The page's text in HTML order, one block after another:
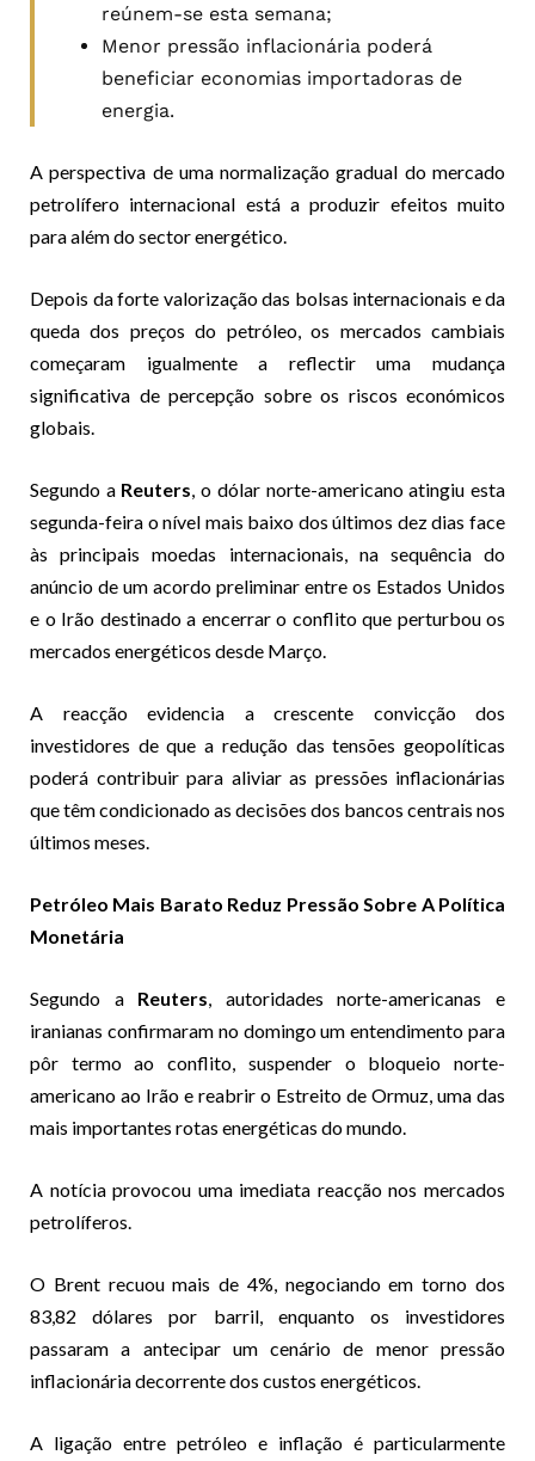
reúnem-se esta semana;
Menor pressão inflacionária poderá
beneficiar economias importadoras de
energia.
A perspectiva de uma normalização gradual do mercado
petrolífero internacional está a produzir efeitos muito
para além do sector energético.
Depois da forte valorização das bolsas internacionais e da
queda dos preços do petróleo, os mercados cambiais
começaram igualmente a reflectir uma mudança
significativa de percepção sobre os riscos económicos
globais.
Segundo a Reuters, o dólar norte-americano atingiu esta
segunda-feira o nível mais baixo dos últimos dez dias face
às principais moedas internacionais, na sequência do
anúncio de um acordo preliminar entre os Estados Unidos
e o Irão destinado a encerrar o conflito que perturbou os
mercados energéticos desde Março.
A reacção evidencia a crescente convicção dos
investidores de que a redução das tensões geopolíticas
poderá contribuir para aliviar as pressões inflacionárias
que têm condicionado as decisões dos bancos centrais nos
últimos meses.
Petróleo Mais Barato Reduz Pressão Sobre A Política
Monetária
Segundo a Reuters, autoridades norte-americanas e
iranianas confirmaram no domingo um entendimento para
pôr termo ao conflito, suspender o bloqueio norte-
americano ao Irão e reabrir o Estreito de Ormuz, uma das
mais importantes rotas energéticas do mundo.
A notícia provocou uma imediata reacção nos mercados
petrolíferos.
O Brent recuou mais de 4%, negociando em torno dos
83,82 dólares por barril, enquanto os investidores
passaram a antecipar um cenário de menor pressão
inflacionária decorrente dos custos energéticos.
A ligação entre petróleo e inflação é particularmente